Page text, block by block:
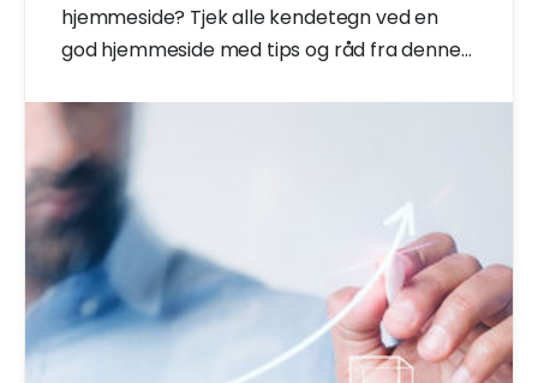
hjemmeside? Tjek alle kendetegn ved en
god hjemmeside med tips og råd fra denne